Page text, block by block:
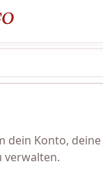
dein Konto,
verwalten.